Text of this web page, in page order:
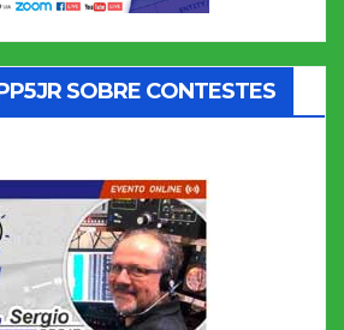
SOBRE CONTESTES